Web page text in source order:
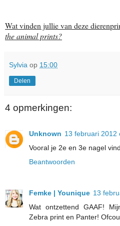
Wat vinden jullie van deze
the animal prints?
Sylvia op 15:00
Delen
4 opmerkingen:
Unknown 13 februari 2012
Vooral je 2e en 3e nagel
Beantwoorden
Femke | Younique 13
Wat ontzettend GAAF!
Zebra print en Panter!